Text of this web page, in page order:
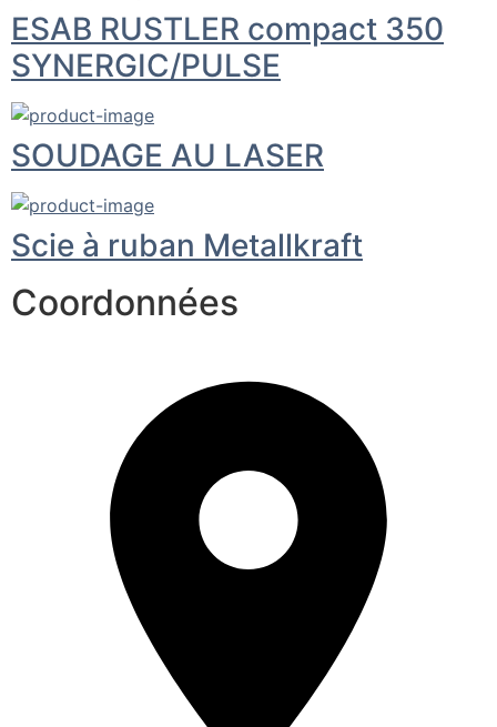
ESAB RUSTLER compact 350
SYNERGIC/PULSE
SOUDAGE AU LASER
Scie à ruban Metallkraft
Coordonnées